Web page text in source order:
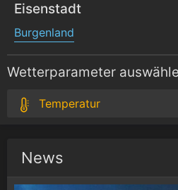
Eisenstadt
Burgenland
Wetterparameter
Temperatur
News